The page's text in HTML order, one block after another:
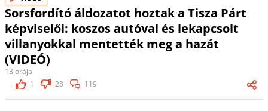
Sorsfordító áldozatot hoztak a Tisza Párt
képviselői: koszos autóval és lekapcsolt
villanyokkal mentették meg a hazát
(VIDEÓ)
13 órája
1
28 119